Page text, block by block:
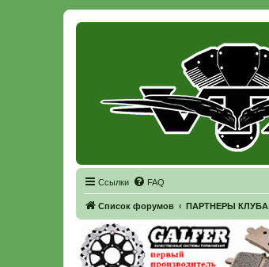
Ссылки FAQ
Список форумов ПАРТНЕРЫ КЛУБА